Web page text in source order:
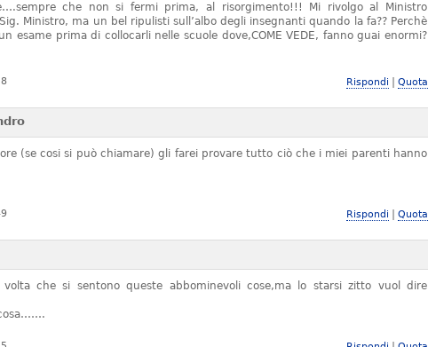
che non si fermi prima, al risorgimento!!! Mi rivolgo al Ministro
Ministro, ma un bel ripulisti sull’albo degli insegnanti quando la fa?? Perchè
esame prima di collocarli nelle scuole dove,COME VEDE, fanno guai enormi?
Rispondi Quota
(se cosi si può chiamare) gli farei provare tutto ciò che i miei parenti hanno
Rispondi Quota
che si sentono queste abbominevoli cose,ma lo starsi zitto vuol dire